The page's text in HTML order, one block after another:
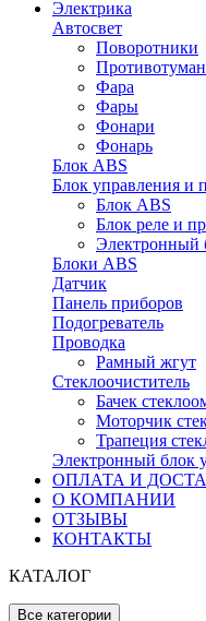
Электрика
Автосвет
Поворотники
Фара
Фары
Фонари
Фонарь
Блок ABS
Блок управления и
Блок ABS
Блок реле и
Электронный
Блоки ABS
Датчик
Панель приборов
Подогреватель
Проводка
Рамный жгут
Стеклоочиститель
Бачек
Моторчик
Трапеция
Электронный блок
ОПЛАТА И
О КОМПАНИИ
ОТЗЫВЫ
КОНТАКТЫ
КАТАЛОГ
Все категории